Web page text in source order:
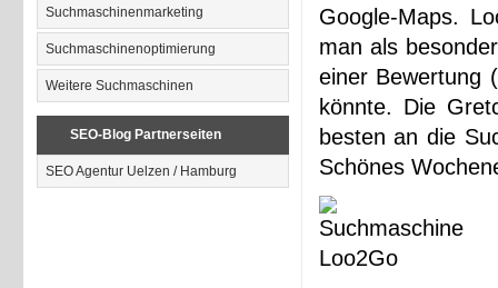
Suchmaschinenmarketing
Suchmaschinenoptimierung
Weitere Suchmaschinen
SEO-Blog Partnerseiten
SEO Agentur Uelzen / Hamburg
Google-Maps.
man als
einer Bewertung
könnte. Die
besten an die
Schönes